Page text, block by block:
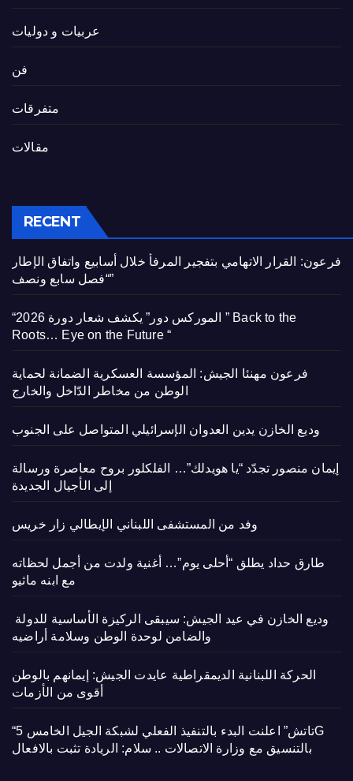
عربيات و دوليات
فن
متفرقات
مقالات
RECENT
فرعون: القرار الاتهامي بتفجير المرفأ خلال أسابيع واتفاق الإطار
“فصل سابع ونصف”
“الموركس دور” يكشف شعار دورة 2026 ” Back to the
Roots… Eye on the Future “
فرعون مهنئا الجيش: المؤسسة العسكرية الضمانة لحماية
الوطن من مخاطر الدّاخل والخارج
وديع الخازن يدين العدوان الإسرائيلي المتواصل على الجنوب
إيمان منصور تجدّد “يا هويدلك”… الفلكلور بروح معاصرة ورسالة
إلى الأجيال الجديدة
وفد من المستشفى اللبناني الإيطالي زار خريس
طارق حداد يطلق “أحلى يوم”… أغنية ولدت من أجمل لحظاته
مع ابنه ماثيو
والضامن لوحدة الوطن وسلامة أراضيه
الحركة اللبنانية الديمقراطية عايدت الجيش: إيمانهم بالوطن
أقوى من الأزمات
“تاتش” اعلنت البدء بالتنفيذ الفعلي لشبكة الجيل الخامس 5G
بالتنسيق مع وزارة الاتصالات .. سلام: الريادة تثبت بالافعال